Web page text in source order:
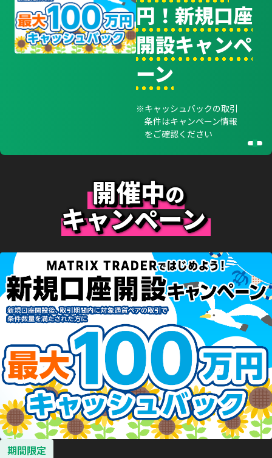
円！新規口座
開設キャンペ
ーン
キャッシュバックの取引
条件はキャンペーン情報
をご確認ください
開催中の
キャンペーン
期間限定